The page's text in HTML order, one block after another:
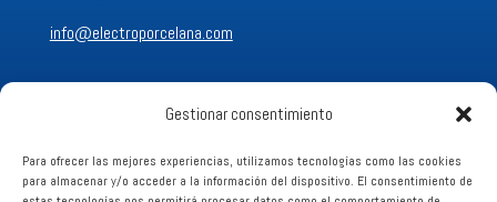
Gestionar consentimiento
Para ofrecer las mejores experiencias, utilizamos tecnologías como las cookies
para almacenar y/o acceder a la información del dispositivo. El consentimiento de
info@electroporcelana.com